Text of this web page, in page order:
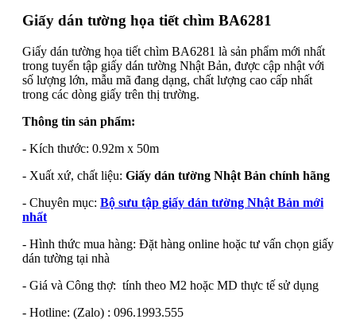
Giấy dán tường họa tiết chìm BA6281
Giấy dán tường họa tiết chìm BA6281 là sản phẩm mới nhất
trong tuyển tập giấy dán tường Nhật Bản, được cập nhật với
số lượng lớn, mẫu mã đang dạng, chất lượng cao cấp nhất
trong các dòng giấy trên thị trường.
Thông tin sản phẩm:
- Kích thước: 0.92m x 50m
- Xuất xứ, chất liệu: Giấy dán tường Nhật Bản chính hãng
- Chuyên mục: Bộ sưu tập giấy dán tường Nhật Bản mới
nhất
- Hình thức mua hàng: Đặt hàng online hoặc tư vấn chọn giấy
dán tường tại nhà
- Giá và Công thợ: tính theo M2 hoặc MD thực tế sử dụng
- Hotline: (Zalo) : 096.1993.555